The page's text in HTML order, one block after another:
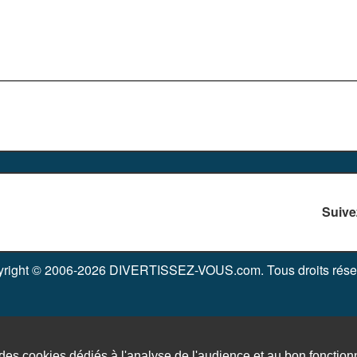
© 2006-2026 DIVERTISSEZ-VOUS.com. Tous droits
Contact Ajouter un jeu Plan du site